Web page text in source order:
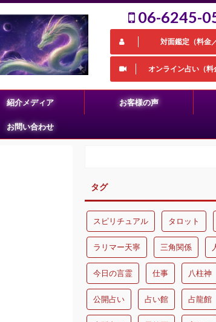
06-6245-
対面鑑定（料金
オンライン占い（料
紹介メディア お客様の声
お問い合わせ
タグ
スピリチュアル タロット
ラリマー天寧 三角関係
今日の言霊 仕事 八柱神
公開占い 占い館 占龍館